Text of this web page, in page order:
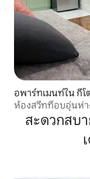
อพาร์ทเมนท์ใน กีโต
ห้องสวีทที่อบอุ่นห่า
สะดวกสบ